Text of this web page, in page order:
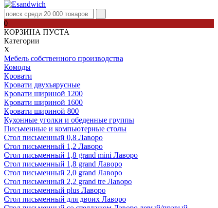
0
КОРЗИНА ПУСТА
Категории
Х
Мебель собственного производства
Комоды
Кровати
Кровати двухъярусные
Кровати шириной 1200
Кровати шириной 1600
Кровати шириной 800
Кухонные уголки и обеденные группы
Письменные и компьютерные столы
Стол письменный 0,8 Лаворо
Стол письменный 1,2 Лаворо
Стол письменный 1,8 grand mini Лаворо
Стол письменный 1,8 grand Лаворо
Стол письменный 2,0 grand Лаворо
Стол письменный 2,2 grand tre Лаворо
Стол письменный plus Лаворо
Стол письменный для двоих Лаворо